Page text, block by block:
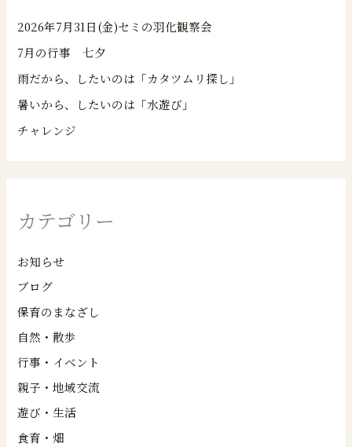
2026年7月31日(金)セミの羽化観察会
7月の行事 七夕
雨だから、したいのは「カタツムリ探し」
暑いから、したいのは「水遊び」
チャレンジ
カテゴリー
お知らせ
ブログ
保育のまなざし
自然・散歩
行事・イベント
親子・地域交流
遊び・生活
食育・畑